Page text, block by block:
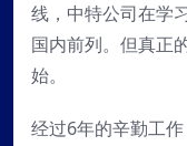
线，中特公司在学
国内前列。但真正
始。
经过6年的辛勤工